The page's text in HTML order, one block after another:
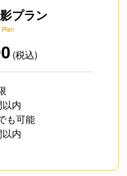
プラン
(税込)
内
も可能
内